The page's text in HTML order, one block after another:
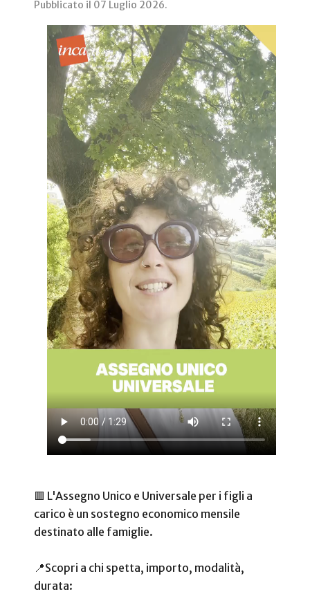
Pubblicato il 07 Luglio 2026.
🟥 L'Assegno Unico e Universale per i figli a
carico è un sostegno economico mensile
destinato alle famiglie.
📍Scopri a chi spetta, importo, modalità,
durata: